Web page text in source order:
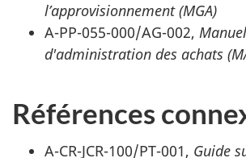
l’approvisionnement (MGA)
A-PP-055-000/AG-002, Manuel
d'administration des achats
Références
A-CR-JCR-100/PT-001, Guide